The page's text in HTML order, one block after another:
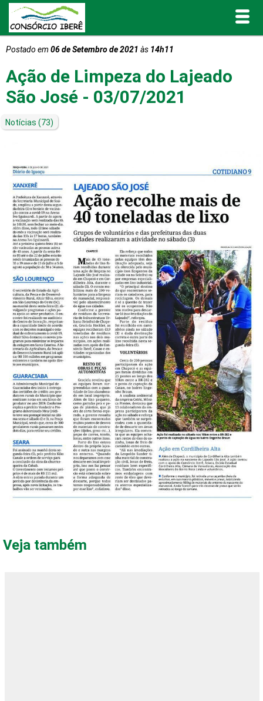
Inicial
O Consórcio Iberê
Projetos
Publicações
Informativos e Relatórios
Notícias
Contato
FECHAR PEDIDO
Postado em 06 de Setembro de 2021 às 14h11
Ação de Limpeza do Lajeado
São José - 03/07/2021
Notícias (73)
Veja também